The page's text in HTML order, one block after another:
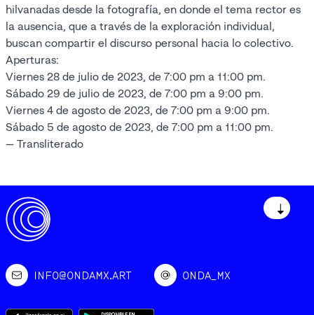
hilvanadas desde la fotografía, en donde el tema rector es
la ausencia, que a través de la exploración individual,
buscan compartir el discurso personal hacia lo colectivo.
Aperturas:
Viernes 28 de julio de 2023, de 7:00 pm a 11:00 pm.
Sábado 29 de julio de 2023, de 7:00 pm a 9:00 pm.
Viernes 4 de agosto de 2023, de 7:00 pm a 9:00 pm.
Sábado 5 de agosto de 2023, de 7:00 pm a 11:00 pm.
— Transliterado
↓
INFO@ONDAMX.ART ONDA_MX